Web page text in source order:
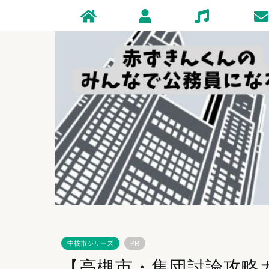
Home Profile Zakki
中核市シリーズ PR